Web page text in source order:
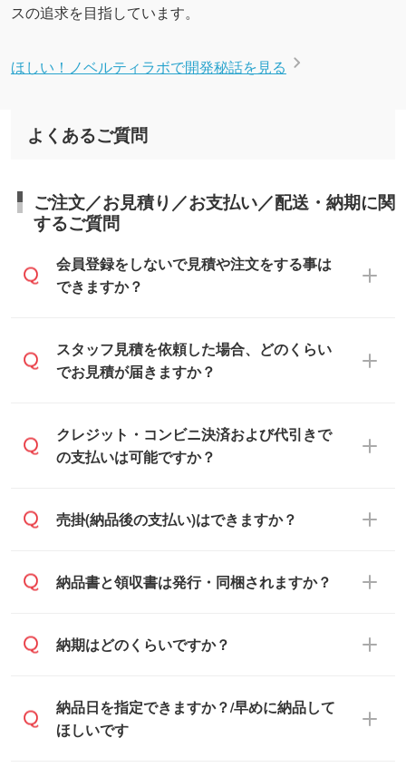
スの追求を目指しています。
ほしい！ノベルティラボで開発秘話を見る
よくあるご質問
ご注文／お見積り／お支払い／配送・納期に関
するご質問
会員登録をしないで見積や注文をする事は
できますか？
可能です。見積・注文フォームにて『ゲス
トのまま進む』ボタンからお進みのうえ、
スタッフ見積を依頼した場合、どのくらい
でお見積が届きますか？
通常、翌営業日までにお送りしておりま
す。混雑状況によっては、お時間をいただ
翌営業日以降のご連絡となります。
クレジット・コンビニ決済および代引きで
の支払いは可能ですか？
銀行振込のみのご対応となります。
売掛(納品後の支払い)はできますか？
基本的には先入金をお願いしております
に対応可能です。
人様からご注文いただく場合でも、お支払
い元が学校や幼稚園・保育園であれば、同
納品書と領収書は発行・同梱されますか？
納品書・領収書は ご依頼をいただいた場合
でお送りします。
原本の郵送をご希望の場合は、担当スタッ
納期はどのくらいですか？
・印刷する場合(500個程度)
ご入金、イメージ画像の校了から約2週間
納品日を指定できますか？/早めに納品して
ほしいです